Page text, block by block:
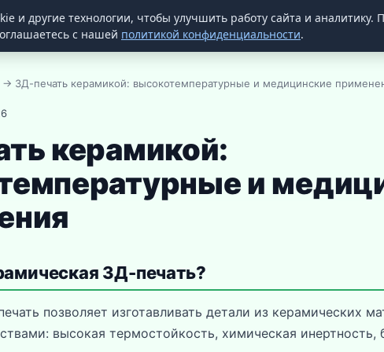
→ 3Д-печать керамикой: высокотемпературные и медицинские
керамикой:
и
3Д-печать?
позволяет изготавливать детали из керамических
высокая термостойкость, химическая инертность,
и другие технологии, чтобы улучшить работу сайта и аналитику.
с нашей политикой конфиденциальности.